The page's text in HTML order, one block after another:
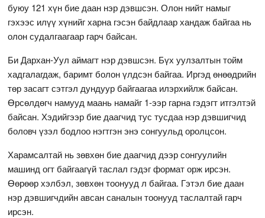
буюу 121 хүн бие даан нэр дэвшсэн. Олон нийт намыг
гэхээс илүү хүнийг харна гэсэн байдлаар хандаж байгаа нь
олон судалгаагаар гарч байсан.
Би Дархан-Уул аймагт нэр дэвшсэн. Бүх уулзалтын тойм
хадгалагдаж, баримт болон үлдсэн байгаа. Иргэд өнөөдрийн
төр засагт сэтгэл дундуур байгаагаа илэрхийлж байсан.
Өрсөлдөгч намууд маань намайг 1-ээр гарна гэдэгт итгэлтэй
байсан. Хэдийгээр бие даагчид тус тусдаа нэр дэвшигчид
боловч үзэл бодлоо нэгтгэн энэ сонгуульд оролцсон.
Харамсалтай нь зөвхөн бие даагчид дээр сонгуулийн
машинд огт байгаагүй таслал гэдэг формат орж ирсэн.
Өөрөөр хэлбэл, зөвхөн тоонууд л байгаа. Гэтэл бие даан
нэр дэвшигчдийн авсан саналын тоонууд таслалтай гарч
ирсэн.